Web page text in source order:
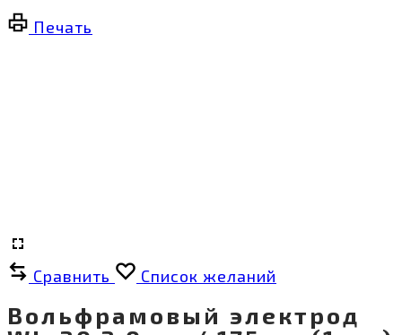
Печать
Сравнить Список желаний
Вольфрамовый электрод